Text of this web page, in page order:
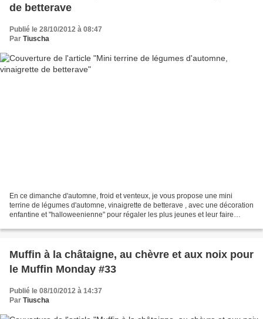
de betterave
Publié le 28/10/2012 à 08:47
Par Tiuscha
En ce dimanche d'automne, froid et venteux, je vous propose une mini
terrine de légumes d'automne, vinaigrette de betterave , avec une décoration
enfantine et "halloweenienne" pour régaler les plus jeunes et leur faire
Muffin à la châtaigne, au chèvre et aux noix pour
le Muffin Monday #33
Publié le 08/10/2012 à 14:37
Par Tiuscha